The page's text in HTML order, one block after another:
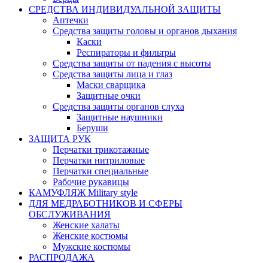
СРЕДСТВА ИНДИВИДУАЛЬНОЙ ЗАЩИТЫ
Аптечки
Средства защиты головы и органов дыхания
Каски
Респираторы и фильтры
Средства защиты от падения с высоты
Средства защиты лица и глаз
Маски сварщика
Защитные очки
Средства защиты органов слуха
Защитные наушники
Беруши
ЗАЩИТА РУК
Перчатки трикотажные
Перчатки нитриловые
Перчатки специальные
Рабочие рукавицы
КАМУФЛЯЖ Military style
ДЛЯ МЕДРАБОТНИКОВ И СФЕРЫ
ОБСЛУЖИВАНИЯ
Женские халаты
Женские костюмы
Мужские костюмы
РАСПРОДАЖА